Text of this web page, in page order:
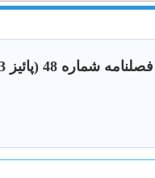
فصلنامه شماره 48 (پائیز 1393)